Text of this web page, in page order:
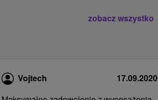
zobacz wszystko
Vojtech
17.09.2020